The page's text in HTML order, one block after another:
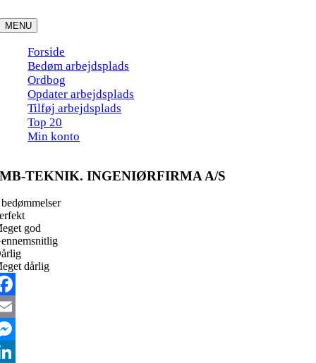
to
content
MENU
Forside
Bedøm arbejdsplads
Ordbog
Opdater arbejdsplads
Tilføj arbejdsplads
Top 20
Min konto
MB-TEKNIK. INGENIØRFIRMA A/S
god
dårlig